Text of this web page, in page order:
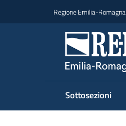
Regione Emilia-Romagna
Sottosezioni